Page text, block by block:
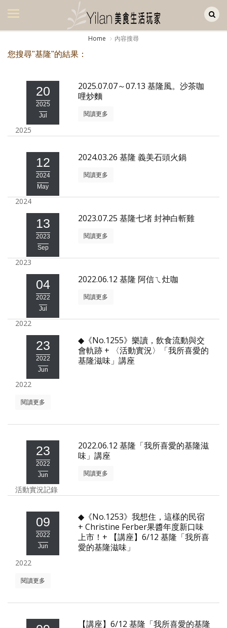
美食集
美飲集
旅遊集
旅遊美食集
生活風
書房集
日記簿
餐桌週記
享樂隨手拍
照相簿
影音區
創意出版服務
關於Yilan
個人著作
活動實況記錄
媒體報導一覽
合作與代言
訂閱電子報
Home
內容搜尋
您搜尋"基隆"的結果：
20
2025
Jul
2025.07.07～07.13 基隆風。沙茶咖
哩炒麵
2025
閱讀更多
12
2024
May
2024.03.26 基隆 義美石頭火鍋
2024
閱讀更多
13
2023
Sep
2023.07.25 基隆七堵 封神白斬雞
2023
閱讀更多
04
2022
Jul
2022.06.12 基隆 阿信ㄟ灶咖
2022
閱讀更多
23
2022
Jun
◆《No.1255》樂讀，飲食流動與交
會軌跡 + 〈活動實況〉「我所喜愛的
基隆滋味」講座
2022
閱讀更多
23
2022
Jun
2022.06.12 基隆「我所喜愛的基隆滋
味」講座
活動實況記錄
閱讀更多
09
2022
Jun
◆《No.1253》我想住，這樣的民宿
+ Christine Ferber果醬年度新口味
上市！+ 【講座】6/12 基隆「我所喜
愛的基隆滋味」
2022
閱讀更多
【講座】6/12 基隆「我所喜愛的基隆